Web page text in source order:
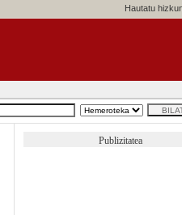
Hautatu
Publizitatea